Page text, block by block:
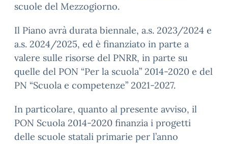
scuole del Mezzogiorno.
Il Piano avrà durata biennale, a.s. 2023/2024 e
a.s. 2024/2025, ed è finanziato in parte a
valere sulle risorse del PNRR, in parte su
quelle del PON “Per la scuola” 2014-2020 e del
PN “Scuola e competenze” 2021-2027.
In particolare, quanto al presente avviso, il
PON Scuola 2014-2020 finanzia i progetti
delle scuole statali primarie per l’anno